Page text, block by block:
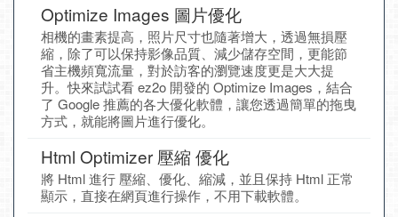
Optimize Images 圖片優化
相機的畫素提高，照片尺寸也隨著增大，透過無損壓
縮，除了可以保持影像品質、減少儲存空間，更能節
省主機頻寬流量，對於訪客的瀏覽速度更是大大提
升。快來試試看 ez2o 開發的 Optimize Images，結合
了 Google 推薦的各大優化軟體，讓您透過簡單的拖曳
方式，就能將圖片進行優化。
Html Optimizer 壓縮 優化
將 Html 進行 壓縮、優化、縮減，並且保持 Html 正常
顯示，直接在網頁進行操作，不用下載軟體。